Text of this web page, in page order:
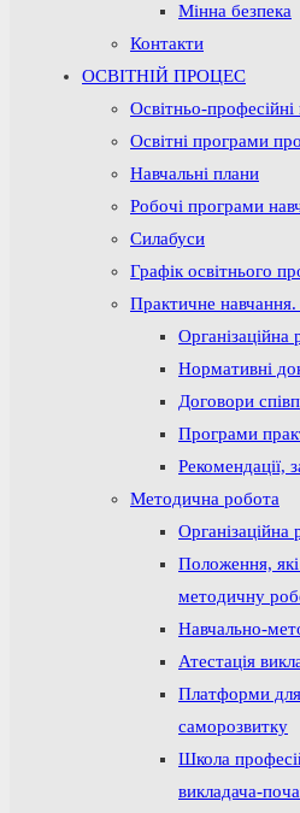
Мінна безпека
Контакти
ОСВІТНІЙ ПРОЦЕС
Освітньо-
Освітні програми
Навчальні плани
Робочі програми
Силабуси
Графік освітнього
Практичне
Організаційна
Нормативні
Договори
Програми
Рекомендації,
Методична робота
Організаційна
Положення,
методичну
Навчально-
Атестація
Платформи для
саморозвитку
Школа
викладача-